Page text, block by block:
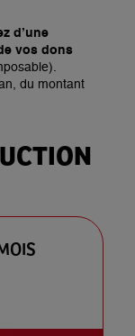
d’une
vos dons
du montant